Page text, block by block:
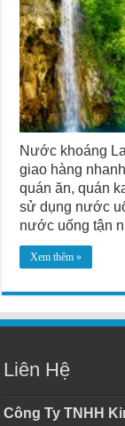
Nước khoáng
giao hàng
quán ăn, quán
sử dụng nước
nước uống tận
Xem thêm »
Liên Hệ
Công Ty TNHH